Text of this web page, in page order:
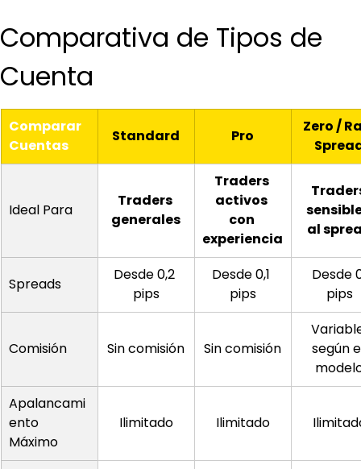
Comparativa de Tipos de
Cuenta
Comparar
Cuentas
Standard Pro
Zero /
Ideal Para
Traders
generales
Traders
activos
con
experiencia
al
Spreads
Desde 0,2
pips
Desde 0,1
pips
Desde
pips
Comisión Sin comisión Sin comisión
según
Apalancami
ento
Máximo
Ilimitado Ilimitado